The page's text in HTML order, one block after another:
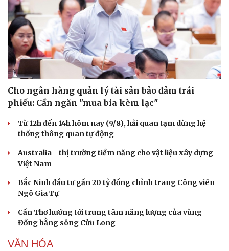
Cho ngân hàng quản lý tài sản bảo đảm trái
phiếu: Cần ngăn "mua bia kèm lạc"
Từ 12h đến 14h hôm nay (9/8), hải quan tạm dừng hệ
thống thông quan tự động
Australia - thị trường tiềm năng cho vật liệu xây dựng
Việt Nam
Bắc Ninh đầu tư gần 20 tỷ đồng chỉnh trang Công viên
Ngô Gia Tự
Cần Thơ hướng tới trung tâm năng lượng của vùng
Đồng bằng sông Cửu Long
VĂN HÓA